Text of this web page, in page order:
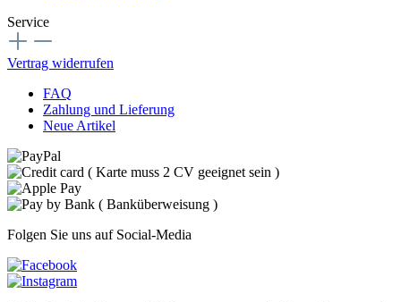
Service
Vertrag widerrufen
FAQ
Zahlung und Lieferung
Neue Artikel
Folgen Sie uns auf Social-Media